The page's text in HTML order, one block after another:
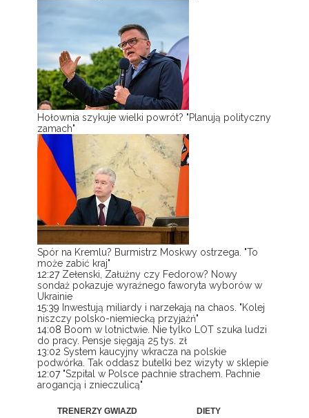
Hołownia szykuje wielki powrót? "Planują polityczny
zamach"
Spór na Kremlu? Burmistrz Moskwy ostrzega. "To
może zabić kraj"
12:27 Zełenski, Załużny czy Fedorow? Nowy
sondaż pokazuje wyraźnego faworyta wyborów w
Ukrainie
15:39 Inwestują miliardy i narzekają na chaos. "Kolej
niszczy polsko-niemiecką przyjaźń"
14:08 Boom w lotnictwie. Nie tylko LOT szuka ludzi
do pracy. Pensje sięgają 25 tys. zł
13:02 System kaucyjny wkracza na polskie
podwórka. Tak oddasz butelki bez wizyty w sklepie
12:07 "Szpital w Polsce pachnie strachem. Pachnie
arogancją i znieczulicą"
TRENERZY GWIAZD DIETY